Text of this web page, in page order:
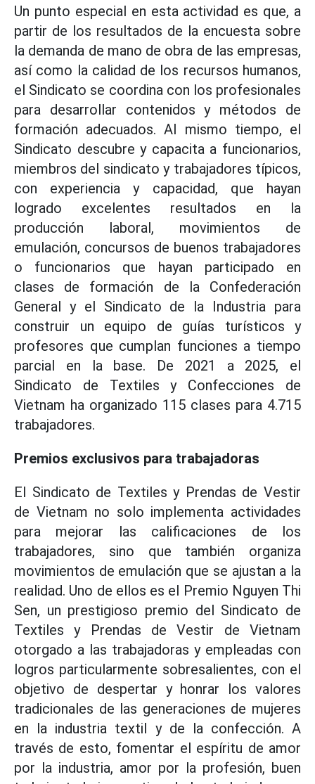
Un punto especial en esta actividad es que, a
partir de los resultados de la encuesta sobre
la demanda de mano de obra de las empresas,
así como la calidad de los recursos humanos,
el Sindicato se coordina con los profesionales
para desarrollar contenidos y métodos de
formación adecuados. Al mismo tiempo, el
Sindicato descubre y capacita a funcionarios,
miembros del sindicato y trabajadores típicos,
con experiencia y capacidad, que hayan
logrado excelentes resultados en la
producción laboral, movimientos de
emulación, concursos de buenos trabajadores
o funcionarios que hayan participado en
clases de formación de la Confederación
General y el Sindicato de la Industria para
construir un equipo de guías turísticos y
profesores que cumplan funciones a tiempo
parcial en la base. De 2021 a 2025, el
Sindicato de Textiles y Confecciones de
Vietnam ha organizado 115 clases para 4.715
trabajadores.
Premios exclusivos para trabajadoras
El Sindicato de Textiles y Prendas de Vestir
de Vietnam no solo implementa actividades
para mejorar las calificaciones de los
trabajadores, sino que también organiza
movimientos de emulación que se ajustan a la
realidad. Uno de ellos es el Premio Nguyen Thi
Sen, un prestigioso premio del Sindicato de
Textiles y Prendas de Vestir de Vietnam
otorgado a las trabajadoras y empleadas con
logros particularmente sobresalientes, con el
objetivo de despertar y honrar los valores
tradicionales de las generaciones de mujeres
en la industria textil y de la confección. A
través de esto, fomentar el espíritu de amor
por la industria, amor por la profesión, buen